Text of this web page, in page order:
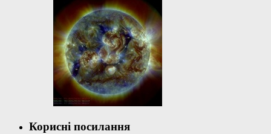
Корисні посилання